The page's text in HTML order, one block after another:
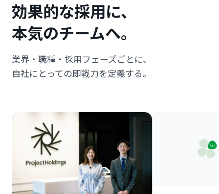
効果的な採用に、
本気のチームへ。
業界・職種・採用フェーズごとに、
自社にとっての即戦力を定義する。